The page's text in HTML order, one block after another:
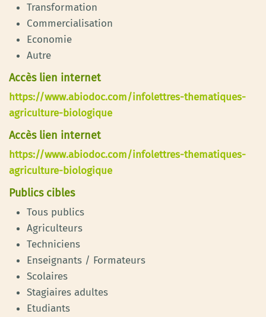
Transformation
Commercialisation
Economie
Autre
Accès lien internet
https://www.abiodoc.com/infolettres-thematiques-
agriculture-biologique
Accès lien internet
https://www.abiodoc.com/infolettres-thematiques-
agriculture-biologique
Publics cibles
Tous publics
Agriculteurs
Techniciens
Enseignants / Formateurs
Scolaires
Stagiaires adultes
Etudiants